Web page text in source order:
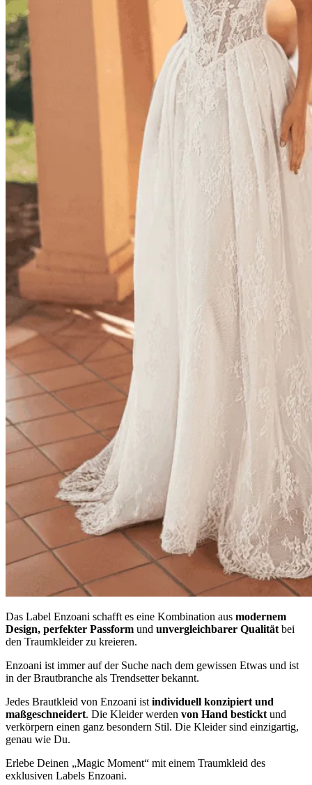
Das Label Enzoani schafft es eine Kombination aus modernem
Design, perfekter Passform und unvergleichbarer Qualitätbei
den Traumkleider zu kreieren.
Enzoani ist immer auf der Suche nach dem gewissen Etwas und ist
in der Brautbranche als Trendsetter bekannt.
Jedes Brautkleid von Enzoani istindividuell konzipiert und
maßgeschneidert. Die Kleider werden von Hand besticktund
verkörpern einen ganz besondern Stil. Die Kleider sind einzigartig,
genau wie Du.
Erlebe Deinen „Magic Moment“ mit einem Traumkleid des
exklusiven Labels Enzoani.